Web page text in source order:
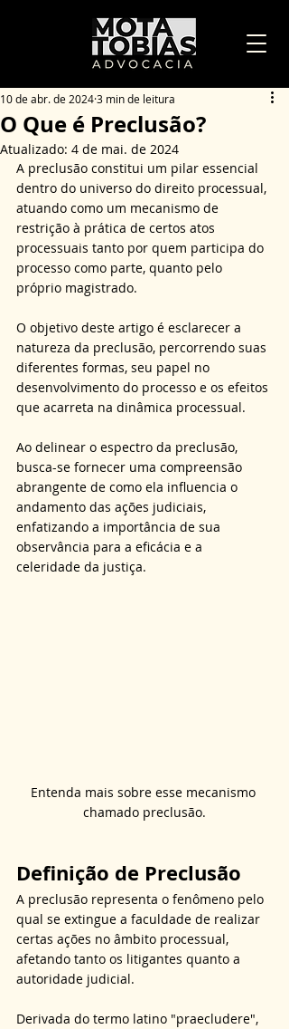
O Que é Preclusão?
10 de abr. de 20243 min de leitura
Atualizado: 4 de mai. de 2024
A preclusão constitui um pilar essencial
dentro do universo do direito processual,
atuando como um mecanismo de
restrição à prática de certos atos
processuais tanto por quem participa do
processo como parte, quanto pelo
próprio magistrado.
O objetivo deste artigo é esclarecer a
natureza da preclusão, percorrendo suas
diferentes formas, seu papel no
desenvolvimento do processo e os efeitos
que acarreta na dinâmica processual.
Ao delinear o espectro da preclusão,
busca-se fornecer uma compreensão
abrangente de como ela influencia o
andamento das ações judiciais,
enfatizando a importância de sua
observância para a eficácia e a
celeridade da justiça.
Entenda mais sobre esse mecanismo
chamado preclusão.
Definição de Preclusão
A preclusão representa o fenômeno pelo
qual se extingue a faculdade de realizar
certas ações no âmbito processual,
afetando tanto os litigantes quanto a
autoridade judicial.
Derivada do termo latino "praecludere",